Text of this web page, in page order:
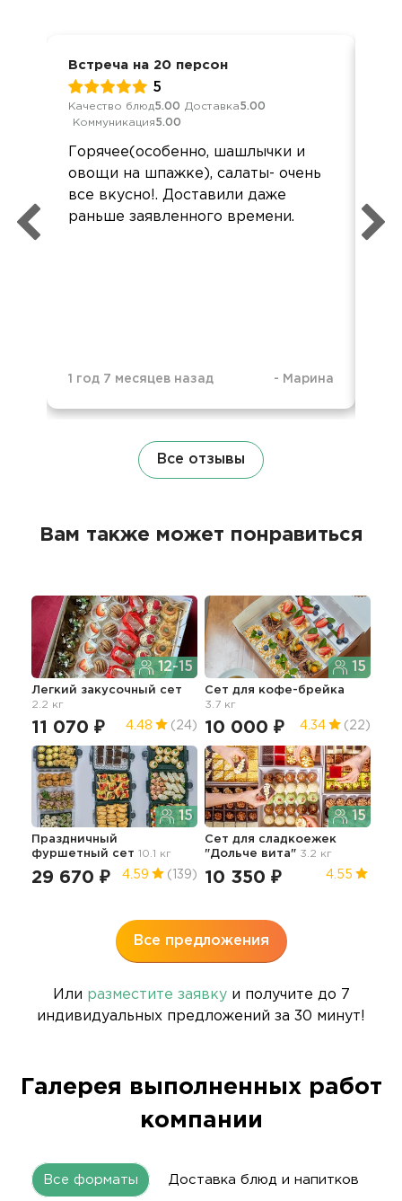
Встреча на 20 персон
5
Качество блюд5.00 Доставка5.00
Коммуникация5.00
Горячее(особенно, шашлычки и
овощи на шпажке), салаты- очень
все вкусно!. Доставили даже
раньше заявленного времени.
1 год 7 месяцев назад - Марина
Все отзывы
Вам также может понравиться
12-15
Легкий закусочный сет
2.2 кг
11 070 ₽ 4.48 (24)
15
Сет для кофе-брейка
3.7 кг
10 000 ₽ 4.34 (22)
15
Праздничный
фуршетный сет 10.1 кг
29 670 ₽ 4.59 (139)
15
Сет для сладкоежек
"Дольче вита" 3.2 кг
10 350 ₽ 4.55
Все предложения
Или разместите заявкуи получите до 7
индивидуальных предложений за 30 минут!
Галерея выполненных работ
компании
Все форматы Доставка блюд и напитков